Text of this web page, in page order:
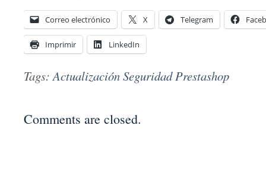
Correo electrónico X Telegram
Imprimir LinkedIn
Tags:Actualización Seguridad Prestashop
Comments are closed.